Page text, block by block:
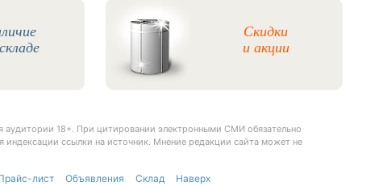
Скидки
и акции
аудитории 18+. При цитировании электронными СМИ обязательно
индексации ссылки на источник. Мнение редакции сайта может не
лист Объявления Склад Наверх